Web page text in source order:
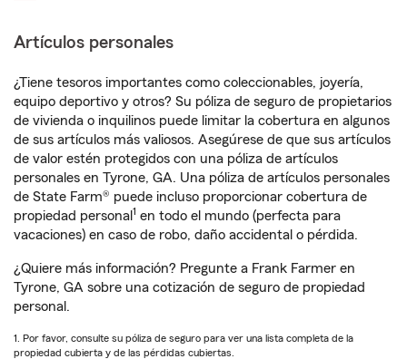
Artículos personales
¿Tiene tesoros importantes como coleccionables, joyería,
equipo deportivo y otros? Su póliza de seguro de propietarios
de vivienda o inquilinos puede limitar la cobertura en algunos
de sus artículos más valiosos. Asegúrese de que sus artículos
de valor estén protegidos con una póliza de artículos
personales en Tyrone, GA. Una póliza de artículos personales
de State Farm® puede incluso proporcionar cobertura de
propiedad personal 1 en todo el mundo (perfecta para
vacaciones) en caso de robo, daño accidental o pérdida.
¿Quiere más información? Pregunte a Frank Farmer en
Tyrone, GA sobre una cotización de seguro de propiedad
personal.
1. Por favor, consulte su póliza de seguro para ver una lista completa de la
propiedad cubierta y de las pérdidas cubiertas.